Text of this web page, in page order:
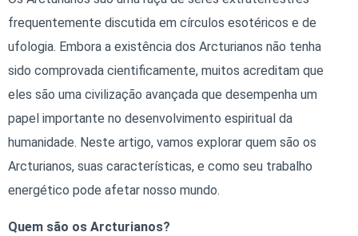
frequentemente discutida em círculos esotéricos e de
ufologia. Embora a existência dos Arcturianos não tenha
sido comprovada cientificamente, muitos acreditam que
eles são uma civilização avançada que desempenha um
papel importante no desenvolvimento espiritual da
humanidade. Neste artigo, vamos explorar quem são os
Arcturianos, suas características, e como seu trabalho
energético pode afetar nosso mundo.
Quem são os Arcturianos?